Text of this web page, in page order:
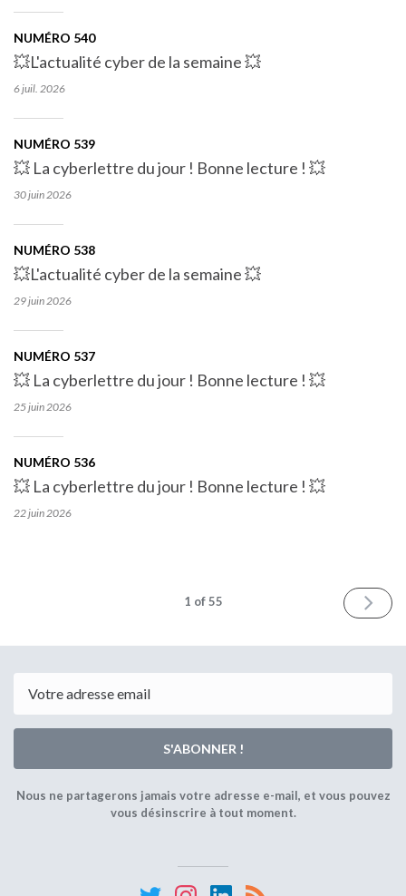
NUMÉRO 540
💥L'actualité cyber de la semaine 💥
6 juil. 2026
NUMÉRO 539
💥 La cyberlettre du jour ! Bonne lecture ! 💥
30 juin 2026
NUMÉRO 538
💥L'actualité cyber de la semaine 💥
29 juin 2026
NUMÉRO 537
💥 La cyberlettre du jour ! Bonne lecture ! 💥
25 juin 2026
NUMÉRO 536
💥 La cyberlettre du jour ! Bonne lecture ! 💥
22 juin 2026
1 of 55
S'ABONNER !
Nous ne partagerons jamais votre adresse e-mail, et vous pouvez
vous désinscrire à tout moment.